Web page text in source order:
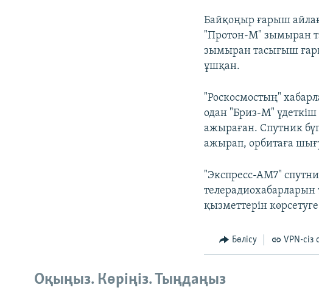
Байқоңыр ғарыш
"Протон-М" зымыран
зымыран тасығыш
ұшқан.
"Роскосмостың"
одан "Бриз-М" үдеткіш
ажыраған. Спутник
ажырап, орбитаға
"Экспресс-АМ7"
телерадиохабарларын
қызметтерін
Бөлісу VPN-сіз
Оқыңыз. Көріңіз. Тыңдаңыз